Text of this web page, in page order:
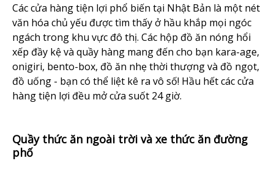
Các cửa hàng tiện lợi phổ biến tại Nhật Bản là một nét
văn hóa chủ yếu được tìm thấy ở hầu khắp mọi ngóc
ngách trong khu vực đô thị. Các hộp đồ ăn nóng hổi
xếp đầy kệ và quầy hàng mang đến cho bạn kara-age,
onigiri, bento-box, đồ ăn nhẹ thời thượng và đồ ngọt,
đồ uống - bạn có thể liệt kê ra vô số! Hầu hết các cửa
hàng tiện lợi đều mở cửa suốt 24 giờ.
Quầy thức ăn ngoài trời và xe thức ăn đường
phố